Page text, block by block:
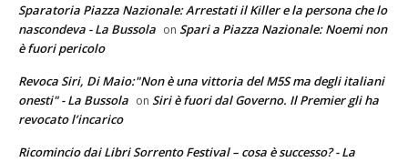
Sparatoria Piazza Nazionale: Arrestati il Killer e la persona che lo
nascondeva - La Bussola on Spari a Piazza Nazionale: Noemi non
è fuori pericolo
Revoca Siri, Di Maio:"Non è una vittoria del M5S ma degli italiani
onesti" - La Bussola on Siri è fuori dal Governo. Il Premier gli ha
revocato l’incarico
Ricomincio dai Libri Sorrento Festival – cosa è successo? - La